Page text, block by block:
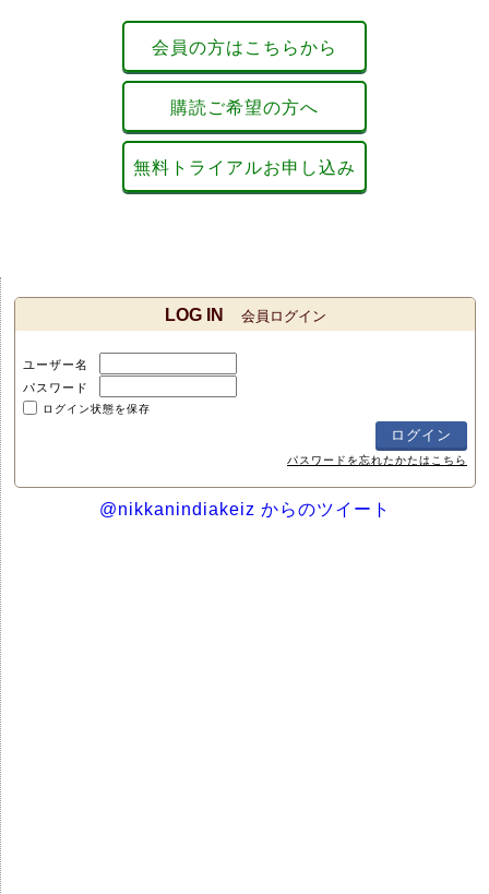
会員の方はこちらから
購読ご希望の方へ
無料トライアルお申し込み
LOG IN 会員ログイン
ユーザー名
パスワード
ログイン状態を保存
パスワードを忘れたかたはこちら
@nikkanindiakeiz からのツイート